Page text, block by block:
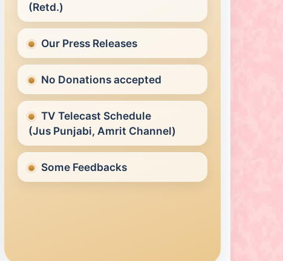
(Retd.)
Our Press Releases
No Donations accepted
TV Telecast Schedule
(Jus Punjabi, Amrit Channel)
Some Feedbacks